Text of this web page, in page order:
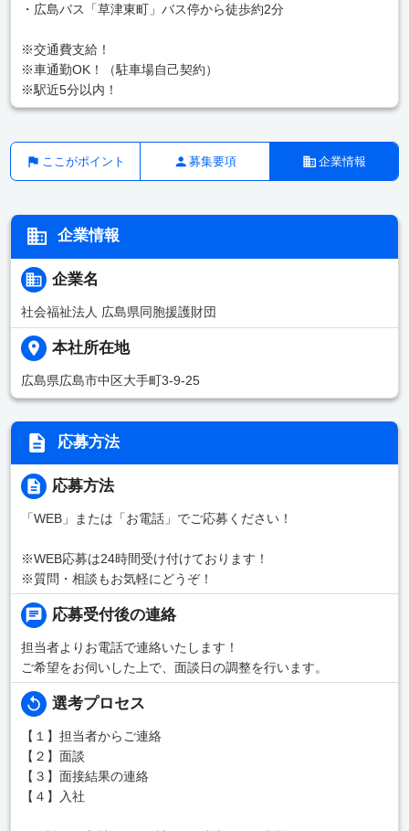
・広島バス「草津東町」バス停から徒歩約2分
※交通費支給！
※車通勤OK！（駐車場自己契約）
※駅近5分以内！
ここがポイント 募集要項 企業情報
企業情報
企業名
社会福祉法人 広島県同胞援護財団
本社所在地
広島県広島市中区大手町3-9-25
応募方法
応募方法
「WEB」または「お電話」でご応募ください！
※WEB応募は24時間受け付けております！
※質問・相談もお気軽にどうぞ！
応募受付後の連絡
担当者よりお電話で連絡いたします！
ご希望をお伺いした上で、面談日の調整を行います。
選考プロセス
【１】担当者からご連絡
【２】面談
【３】面接結果の連絡
【４】入社